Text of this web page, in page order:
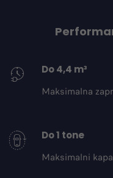
Do 4,4 m³
Maksimalna
Do 1 tone
Maksimalni